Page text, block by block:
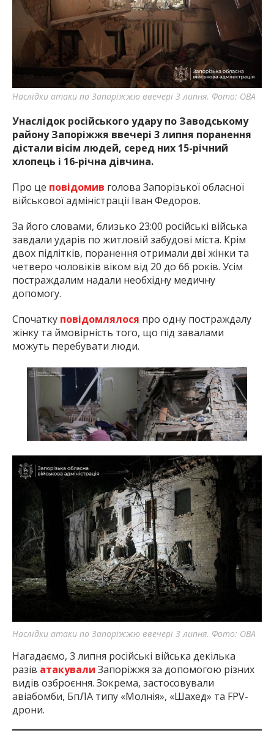
найважливішу інформацію про події
міста Запоріжжя та області.
Наслідки атаки по Запоріжжю ввечері 3 липня. Фото: ОВА
Унаслідок російського удару по Заводському
району Запоріжжя ввечері 3 липня поранення
дістали вісім людей, серед них 15-річний
хлопець і 16-річна дівчина.
Про це повідомив голова Запорізької обласної
військової адміністрації Іван Федоров.
За його словами, близько 23:00 російські війська
завдали ударів по житловій забудові міста. Крім
двох підлітків, поранення отримали дві жінки та
четверо чоловіків віком від 20 до 66 років. Усім
постраждалим надали необхідну медичну
допомогу.
Спочатку повідомлялося про одну постраждалу
жінку та ймовірність того, що під завалами
можуть перебувати люди.
Наслідки атаки по Запоріжжю ввечері 3 липня. Фото: ОВА
Нагадаємо, 3 липня російські війська декілька
разів атакували Запоріжжя за допомогою різних
видів озброєння. Зокрема, застосовували
авіабомби, БпЛА типу «Молнія», «Шахед» та FPV-
дрони.